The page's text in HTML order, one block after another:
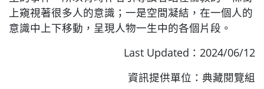
上窺視著很多人的意識；一是空間凝結，在一個人的
意識中上下移動，呈現人物一生中的各個片段。
Last Updated：2024/06/12
資訊提供單位：典藏閱覽組